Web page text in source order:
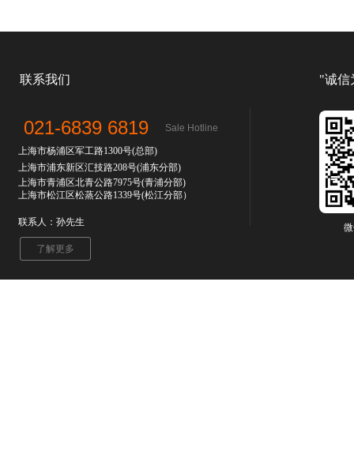
021-6839 6819
上海市杨浦区军工路1300号(总部)
上海市浦东新区汇技路208号(浦东分部)
上海市青浦区北青公路7975号(青浦分部)
上海市松江区松蒸公路1339号(松江分部）
联系人：孙先生
联系我们
Sale Hotline
了解更多
"诚信